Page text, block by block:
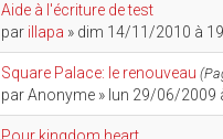
Aide à l'écriture de test
par illapa » dim 14/11/2010 à
Square Palace: le renouveau
parAnonyme » lun 29/06/2009